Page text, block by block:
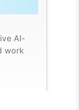
AI-
work